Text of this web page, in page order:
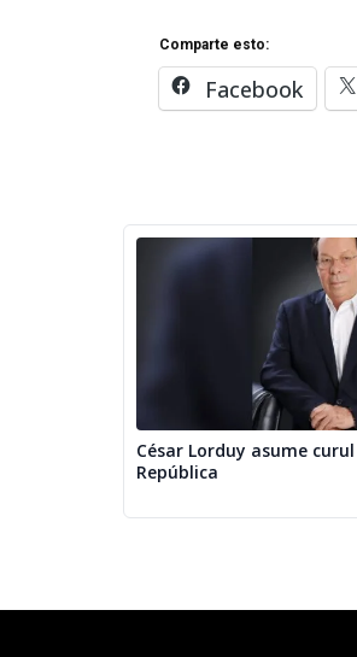
Comparte esto:
Facebook
César Lorduy asume
República